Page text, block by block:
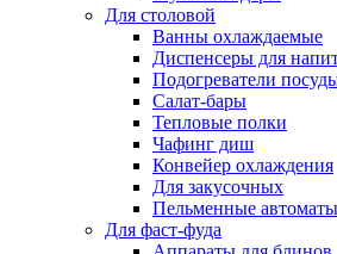
Для столовой
Ванны охлаждаемые
Диспенсеры для
Подогреватели
Салат-бары
Тепловые полки
Чафинг диш
Конвейер охлаждения
Для закусочных
Пельменные автоматы
Для фаст-фуда